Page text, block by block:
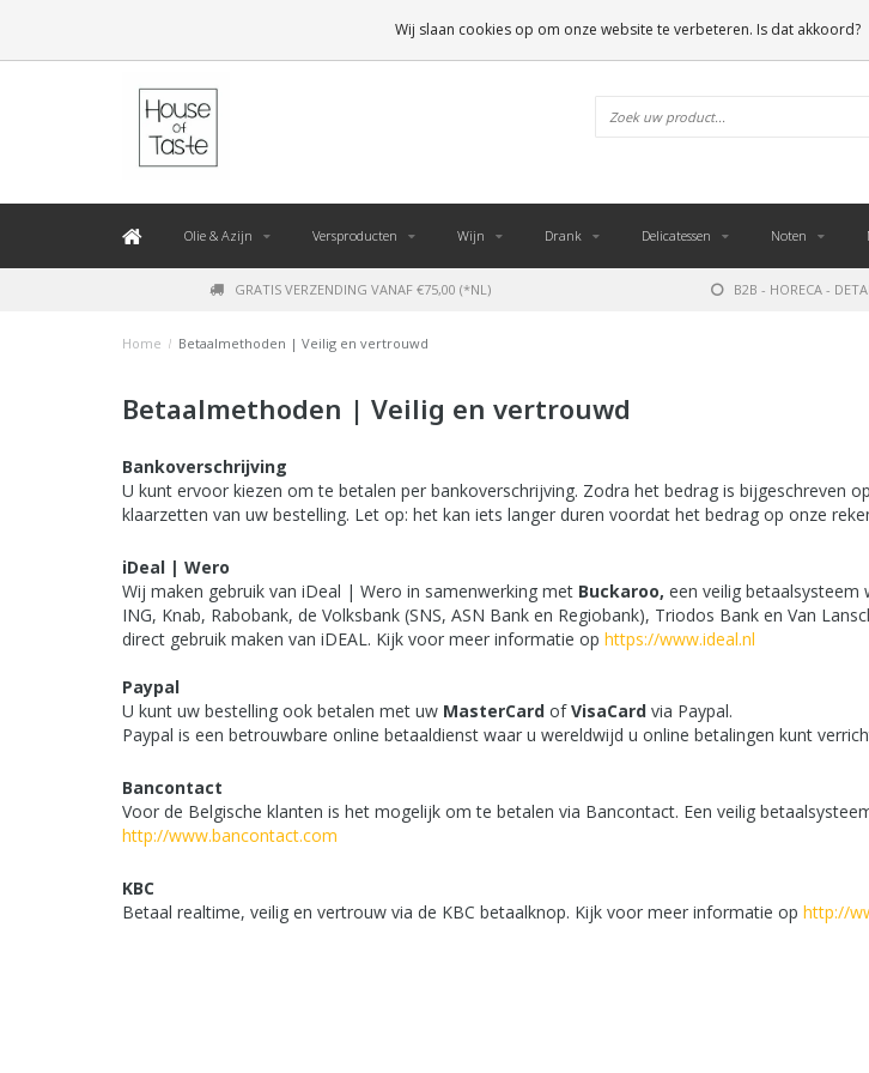
Olie & Azijn Versproducten Wijn Drank Delicatessen Noten
GRATIS VERZENDING VANAF €75,00 (*NL) B2B - HORECA -
Home / Betaalmethoden | Veilig en vertrouwd
Betaalmethoden | Veilig en vertrouwd
Bankoverschrijving
U kunt ervoor kiezen om te betalen per bankoverschrijving. Zodra het bedrag is bijgeschreven
klaarzetten van uw bestelling. Let op: het kan iets langer duren voordat het bedrag op onze
iDeal | Wero
Wij maken gebruik van iDeal | Wero in samenwerking met Buckaroo, een veilig betaalsysteem
ING, Knab, Rabobank, de Volksbank (SNS, ASN Bank en Regiobank), Triodos Bank en Van
direct gebruik maken van iDEAL. Kijk voor meer informatie op https://www.ideal.nl
Paypal
U kunt uw bestelling ook betalen met uw MasterCard ofVisaCard via Paypal.
Paypal is een betrouwbare online betaaldienst waar u wereldwijd u online betalingen kunt
Bancontact
Voor de Belgische klanten is het mogelijk om te betalen via Bancontact. Een veilig
http://www.bancontact.com
KBC
Betaal realtime, veilig en vertrouw via de KBC betaalknop. Kijk voor meer informatie op http://
Wij slaan cookies op om onze website te verbeteren. Is dat akkoord?